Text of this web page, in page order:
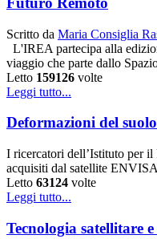
Scritto da Maria Consiglia
L'IREA partecipa alla
viaggio che parte dallo
Letto 159126 volte
Leggi tutto...
Deformazioni del
I ricercatori dell’Istituto per
acquisiti dal satellite
Letto 63124 volte
Leggi tutto...
Tecnologia satellitare